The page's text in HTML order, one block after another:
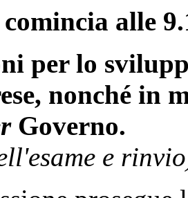
alle
per lo
nonché in
Governo.
e